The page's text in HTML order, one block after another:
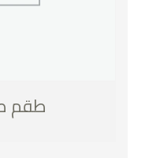
طقم